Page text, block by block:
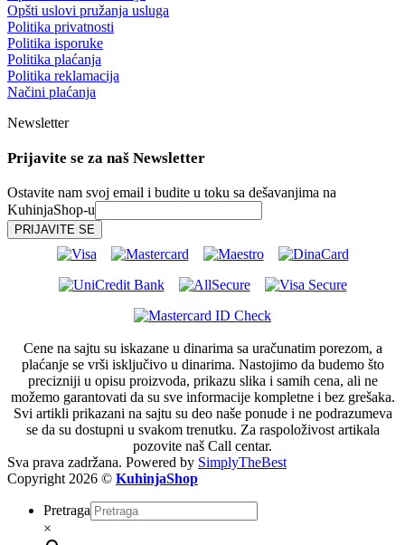
Opšti uslovi pružanja usluga
Politika privatnosti
Politika isporuke
Politika plaćanja
Politika reklamacija
Načini plaćanja
Newsletter
Prijavite se za naš Newsletter
Ostavite nam svoj email i budite u toku sa dešavanjima na
KuhinjaShop-u
Cene na sajtu su iskazane u dinarima sa uračunatim porezom, a
plaćanje se vrši isključivo u dinarima. Nastojimo da budemo što
precizniji u opisu proizvoda, prikazu slika i samih cena, ali ne
možemo garantovati da su sve informacije kompletne i bez grešaka.
Svi artikli prikazani na sajtu su deo naše ponude i ne podrazumeva
se da su dostupni u svakom trenutku. Za raspoloživost artikala
pozovite naš Call centar.
Sva prava zadržana. Powered by SimplyTheBest
Copyright 2026 © KuhinjaShop
Pretraga
×